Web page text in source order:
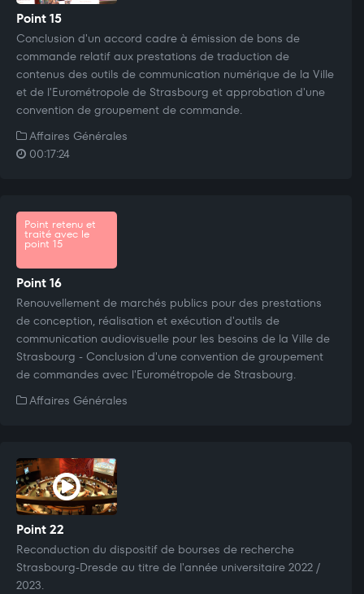
Point 15
Conclusion d'un accord cadre à émission de bons de
commande relatif aux prestations de traduction de
contenus des outils de communication numérique de la Ville
et de l'Eurométropole de Strasbourg et approbation d'une
convention de groupement de commande.
Affaires Générales
00:17:24
Point retenu et
traité avec le
point 15
Point 16
Renouvellement de marchés publics pour des prestations
de conception, réalisation et exécution d'outils de
communication audiovisuelle pour les besoins de la Ville de
Strasbourg - Conclusion d'une convention de groupement
de commandes avec l'Eurométropole de Strasbourg.
Affaires Générales
Point 22
Reconduction du dispositif de bourses de recherche
Strasbourg-Dresde au titre de l'année universitaire 2022 /
2023.